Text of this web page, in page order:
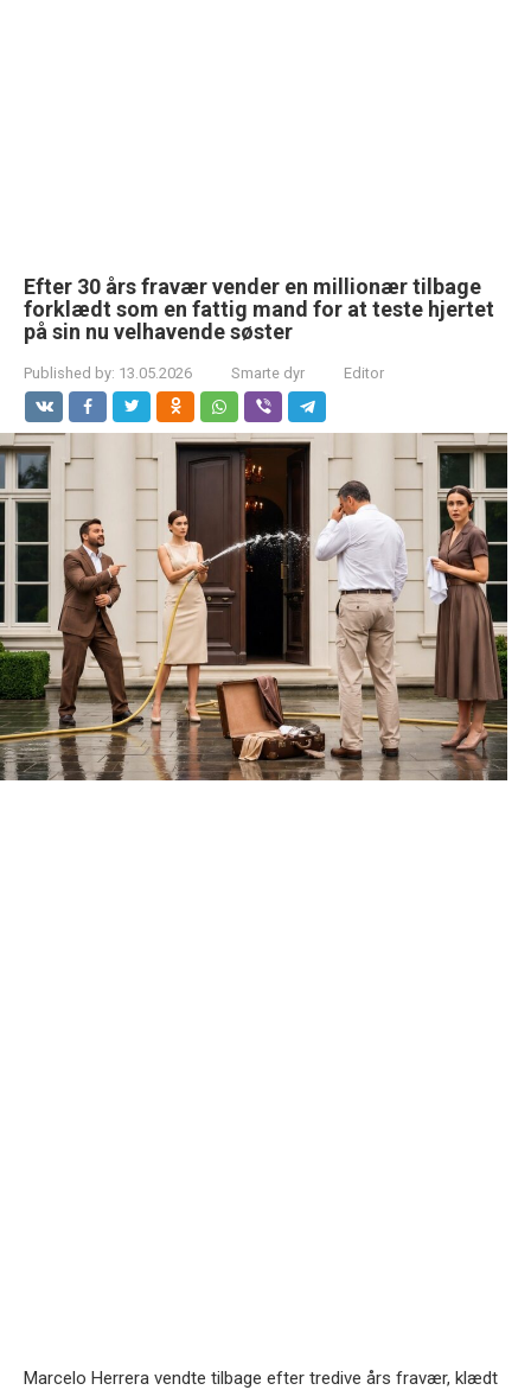
Efter 30 års fravær vender en millionær tilbage
forklædt som en fattig mand for at teste hjertet
på sin nu velhavende søster
Published by: 13.05.2026 Smarte dyr Editor
Marcelo Herrera vendte tilbage efter tredive års fravær, klædt